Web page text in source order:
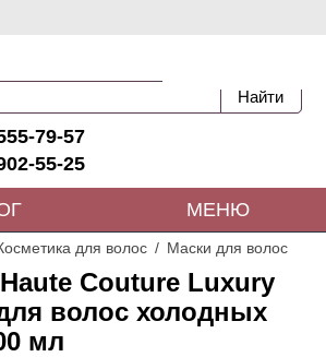
79-57
55-25
МЕНЮ
для волос Маски для волос
Couture Luxury
волос холодных
мл